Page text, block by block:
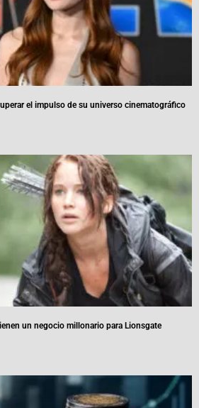
el impulso de su universo cinematográfico
un negocio millonario para Lionsgate